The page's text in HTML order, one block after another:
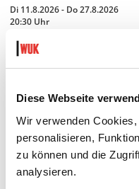
Diese Webseite
Wir verwenden
personalisieren,
zu können und die
analysieren.
Di 11.8.2026 - Do 27.8.2026
20:30 Uhr
Hof